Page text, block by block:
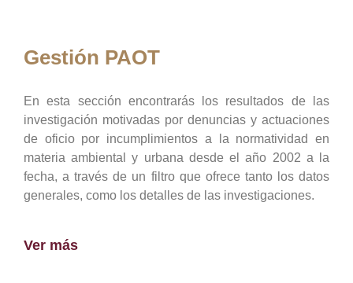
Gestión PAOT
En esta sección encontrarás los resultados de las
investigación motivadas por denuncias y actuaciones
de oficio por incumplimientos a la normatividad en
materia ambiental y urbana desde el año 2002 a la
fecha, a través de un filtro que ofrece tanto los datos
generales, como los detalles de las investigaciones.
Ver más